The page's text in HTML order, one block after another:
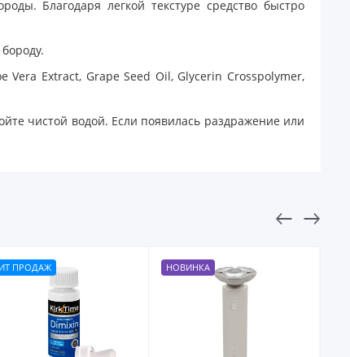
Благодаря легкой текстуре средство быстро
Vera Extract, Grape Seed Oil, Glycerin Crosspolymer,
чистой водой. Если появилась раздражение или
ПРОДАЖ НОВИНКА